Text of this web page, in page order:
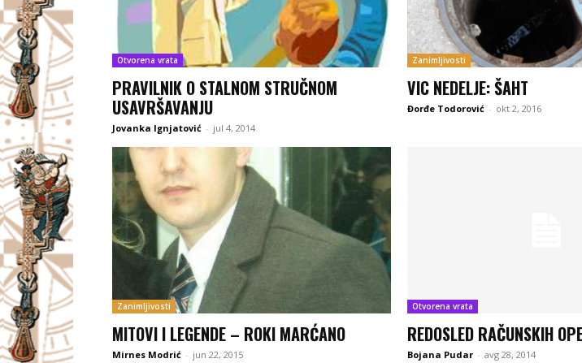
Otvorena vrata
PRAVILNIK O STALNOM STRUČNOM
USAVRŠAVANJU
Jovanka Ignjatović - jul 4, 2014
Zanimljivosti
VIC NEDELJE: ŠAHT
Đorđe Todorović - okt 2, 2016
Zanimljivosti
MITOVI I LEGENDE – ROKI MARĆANO
Mirnes Modrić - jun 22, 2015
Otvorena vrata
REDOSLED RAČUNSKIH
Bojana Pudar - avg 28, 2014